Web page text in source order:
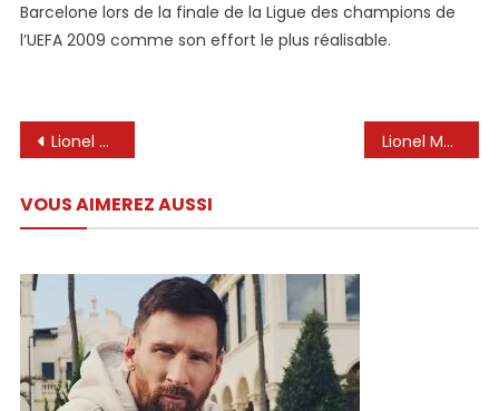
Objectif
Préféré
Monde
De
Barcelone lors de la finale de la Ligue des champions de
l’UEFA 2009 comme son effort le plus réalisable.
Navigation
l’article
Lionel Messi: « Il est le plus grand joueur de tous les temps » Lionel Messi a choisi sa porte préférée: c’est une tête méchante – le miroir
VOUS AIMEREZ AUSSI